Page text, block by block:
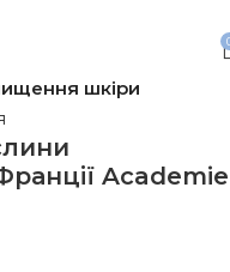
шкіри
Academie